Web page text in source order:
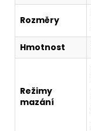
Rozměry
Hmotnost
Režimy
mazání